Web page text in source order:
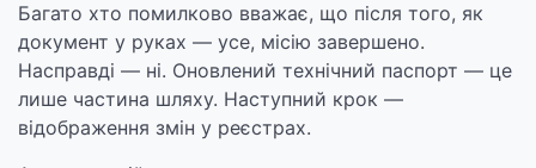
Багато хто помилково вважає, що після того, як
документ у руках — усе, місію завершено.
Насправді — ні. Оновлений технічний паспорт — це
лише частина шляху. Наступний крок —
відображення змін у реєстрах.